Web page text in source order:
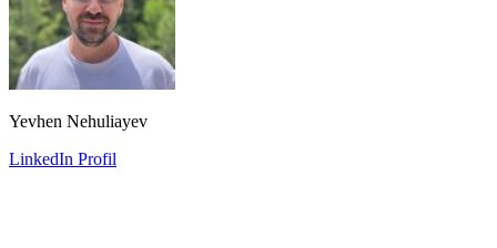
Yevhen Nehuliayev
LinkedIn Profil